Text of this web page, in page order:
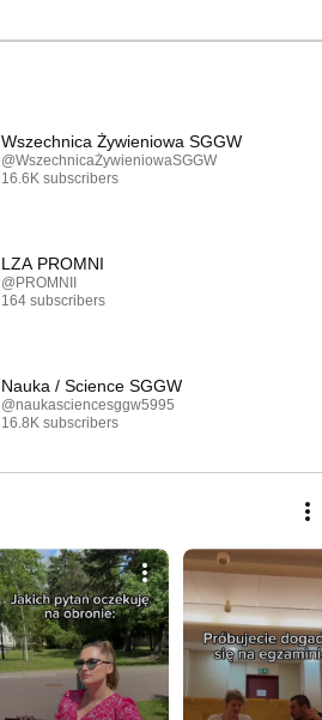
Wszechnica Żywieniowa SGGW
@WszechnicaŻywieniowaSGGW
16.6K subscribers
LZA PROMNI
@PROMNII
164 subscribers
Nauka / Science SGGW
@naukasciencesggw5995
16.8K subscribers